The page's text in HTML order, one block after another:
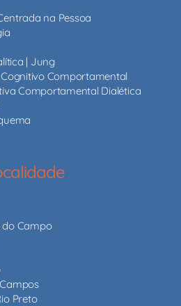
na Pessoa
| Jung
Cognitivo Comportamental
Comportamental Dialética
do Campo
Preto